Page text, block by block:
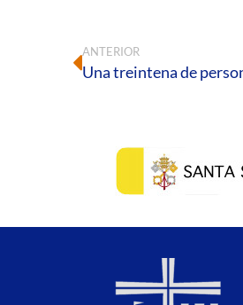
ANTERIOR